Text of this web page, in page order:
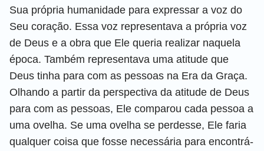
Sua própria humanidade para expressar a voz do
Seu coração. Essa voz representava a própria voz
de Deus e a obra que Ele queria realizar naquela
época. Também representava uma atitude que
Deus tinha para com as pessoas na Era da Graça.
Olhando a partir da perspectiva da atitude de Deus
para com as pessoas, Ele comparou cada pessoa a
uma ovelha. Se uma ovelha se perdesse, Ele faria
qualquer coisa que fosse necessária para encontrá-